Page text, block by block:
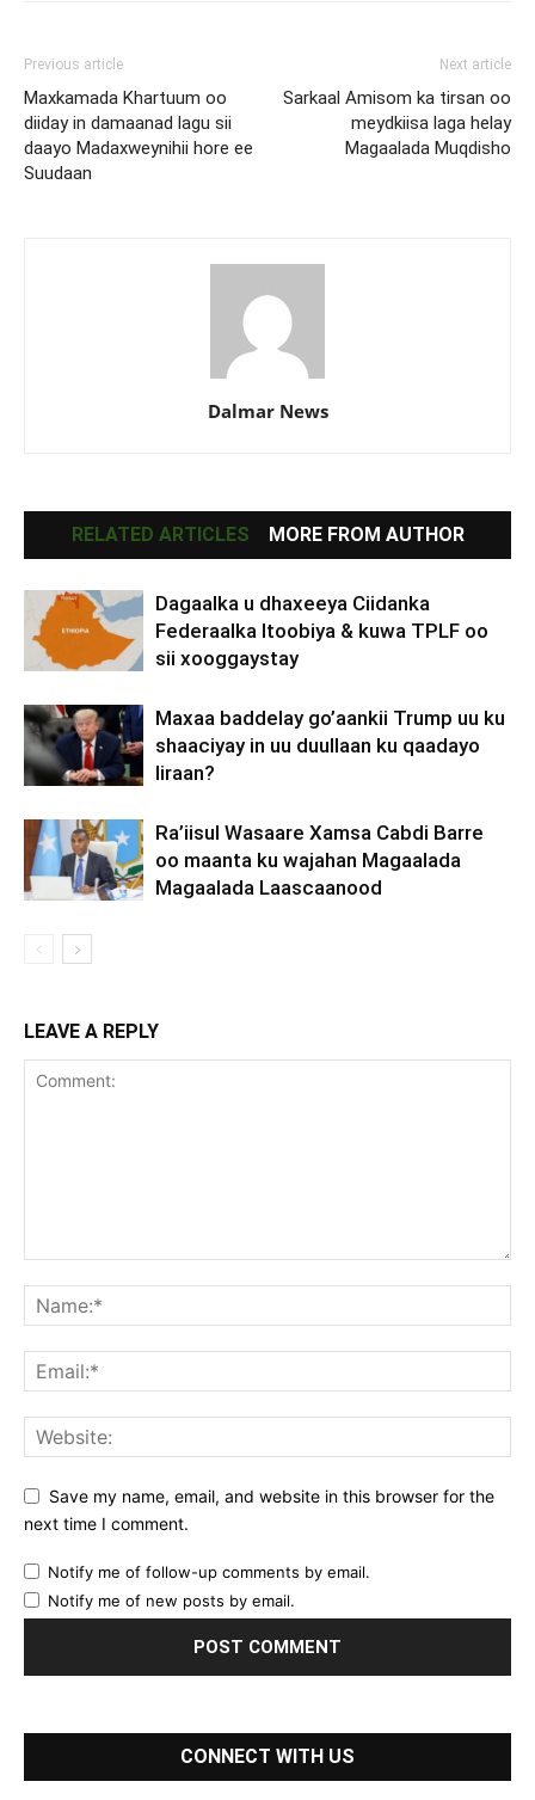
Previous article
Maxkamada Khartuum oo
diiday in damaanad lagu sii
daayo Madaxweynihii hore ee
Suudaan
Next article
Sarkaal Amisom ka tirsan oo
meydkiisa laga helay
Magaalada Muqdisho
Dalmar News
RELATED ARTICLES MORE FROM AUTHOR
Dagaalka u dhaxeeya Ciidanka
Federaalka Itoobiya & kuwa TPLF oo
sii xooggaystay
Maxaa baddelay go’aankii Trump uu ku
shaaciyay in uu duullaan ku qaadayo
Iiraan?
Ra’iisul Wasaare Xamsa Cabdi Barre
oo maanta ku wajahan Magaalada
Magaalada Laascaanood
LEAVE A REPLY
Save my name, email, and website in this browser for the
next time I comment.
Notify me of follow-up comments by email.
Notify me of new posts by email.
CONNECT WITH US